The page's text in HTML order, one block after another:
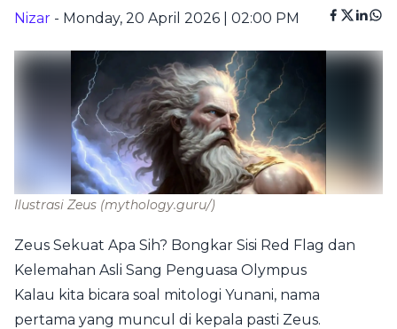
Nizar - Monday, 20 April 2026 | 02:00 PM
Ilustrasi Zeus (mythology.guru/)
Zeus Sekuat Apa Sih? Bongkar Sisi Red Flag dan
Kelemahan Asli Sang Penguasa Olympus
Kalau kita bicara soal mitologi Yunani, nama
pertama yang muncul di kepala pasti Zeus.